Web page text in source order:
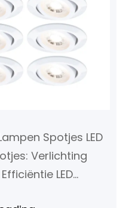
Spotjes LED
Verlichting
LED